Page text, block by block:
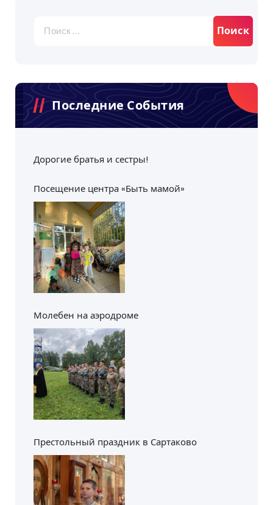
Последние События
Дорогие братья и сестры!
Посещение центра «Быть мамой»
Молебен на аэродроме
Престольный праздник в Сартаково